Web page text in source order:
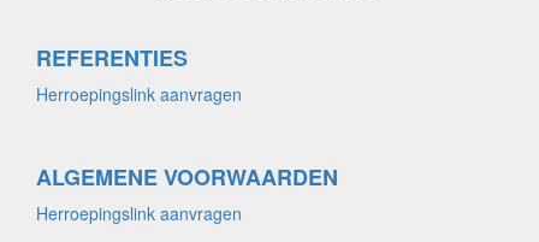
REFERENTIES
Herroepingslink aanvragen
ALGEMENE VOORWAARDEN
Herroepingslink aanvragen